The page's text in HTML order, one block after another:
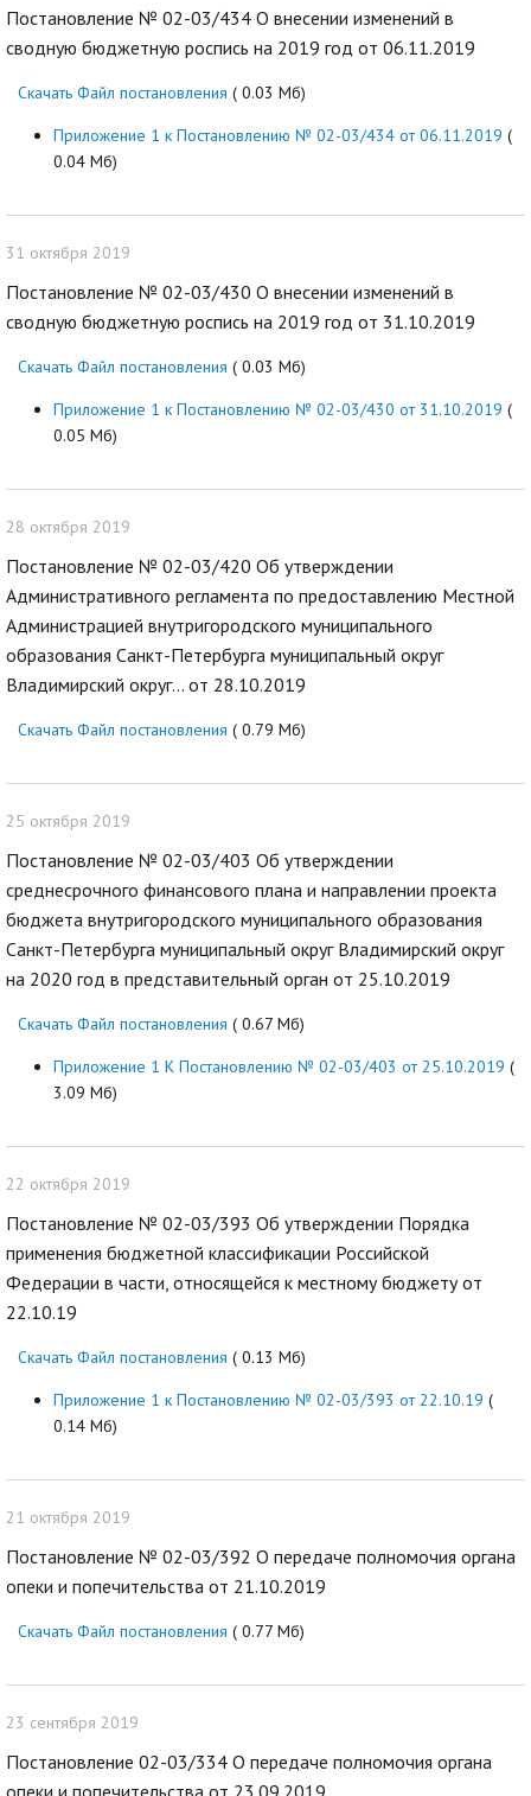
Постановление № 02-03/434 О внесении изменений в
сводную бюджетную роспись на 2019 год от 06.11.2019
Скачать Файл постановления ( 0.03 Мб)
Приложение 1 к Постановлению № 02-03/434 от 06.11.2019 (
0.04 Мб)
31 октября 2019
Постановление № 02-03/430 О внесении изменений в
сводную бюджетную роспись на 2019 год от 31.10.2019
Скачать Файл постановления ( 0.03 Мб)
Приложение 1 к Постановлению № 02-03/430 от 31.10.2019 (
0.05 Мб)
28 октября 2019
Постановление № 02-03/420 Об утверждении
Административного регламента по предоставлению Местной
Администрацией внутригородского муниципального
образования Санкт-Петербурга муниципальный округ
Владимирский округ... от 28.10.2019
Скачать Файл постановления ( 0.79 Мб)
25 октября 2019
Постановление № 02-03/403 Об утверждении
среднесрочного финансового плана и направлении проекта
бюджета внутригородского муниципального образования
Санкт-Петербурга муниципальный округ Владимирский округ
на 2020 год в представительный орган от 25.10.2019
Скачать Файл постановления ( 0.67 Мб)
Приложение 1 К Постановлению № 02-03/403 от 25.10.2019 (
3.09 Мб)
22 октября 2019
Постановление № 02-03/393 Об утверждении Порядка
применения бюджетной классификации Российской
Федерации в части, относящейся к местному бюджету от
22.10.19
Скачать Файл постановления ( 0.13 Мб)
Приложение 1 к Постановлению № 02-03/393 от 22.10.19 (
0.14 Мб)
21 октября 2019
Постановление № 02-03/392 О передаче полномочия органа
опеки и попечительства от 21.10.2019
Скачать Файл постановления ( 0.77 Мб)
23 сентября 2019
Постановление 02-03/334 О передаче полномочия органа
опеки и попечительства от 23.09.2019